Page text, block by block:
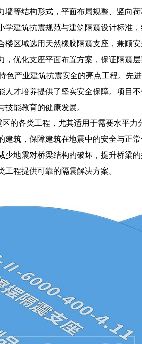
等结构形式，平面布局规整、竖向
建筑抗震规范与建筑隔震设计标准
区域选用天然橡胶隔震支座，兼顾
优化支座平面布置方案，保证隔震层
产业建筑抗震安全的亮点工程。先
才培养提供了坚实安全保障。项目
能教育的健康发展。
的各类工程，尤其适用于需要水平力
筑，保障建筑在地震中的安全与正
地震对桥梁结构的破坏，提升桥梁
程提供可靠的隔震解决方案。